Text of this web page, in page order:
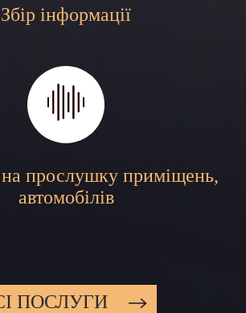
Збір інформації
на прослушку приміщень,
автомобілів
ПОСЛУГИ